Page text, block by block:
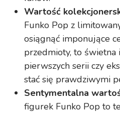
Wartość
Funko Pop z
osiągnąć imponujące
przedmioty, to świetna
pierwszych serii czy
stać się prawdziwymi
Sentymentalna
figurek Funko Pop to